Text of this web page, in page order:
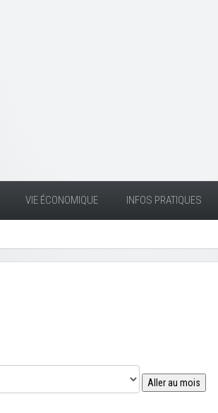
VIE ÉCONOMIQUE INFOS PRATIQUES
Aller au mois